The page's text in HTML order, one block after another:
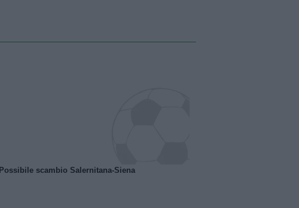
Possibile scambio Salernitana-Siena